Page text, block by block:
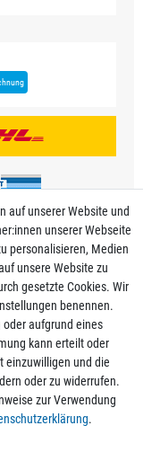
auf unserer Website und
unserer Webseite
personalisieren, Medien
unsere Website zu
gesetzte Cookies. Wir
benennen.
aufgrund eines
kann erteilt oder
einzuwilligen und die
oder zu widerrufen.
zur Verwendung
.